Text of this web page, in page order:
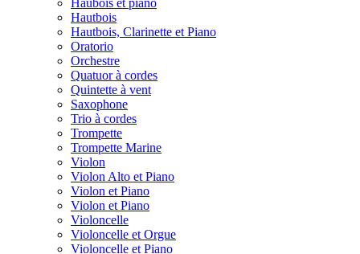
Haubois et piano
Hautbois
Hautbois, Clarinette et Piano
Oratorio
Orchestre
Quatuor à cordes
Quintette à vent
Saxophone
Trio à cordes
Trompette
Trompette Marine
Violon
Violon Alto et Piano
Violon et Piano
Violon et Piano
Violoncelle
Violoncelle et Orgue
Violoncelle et Piano